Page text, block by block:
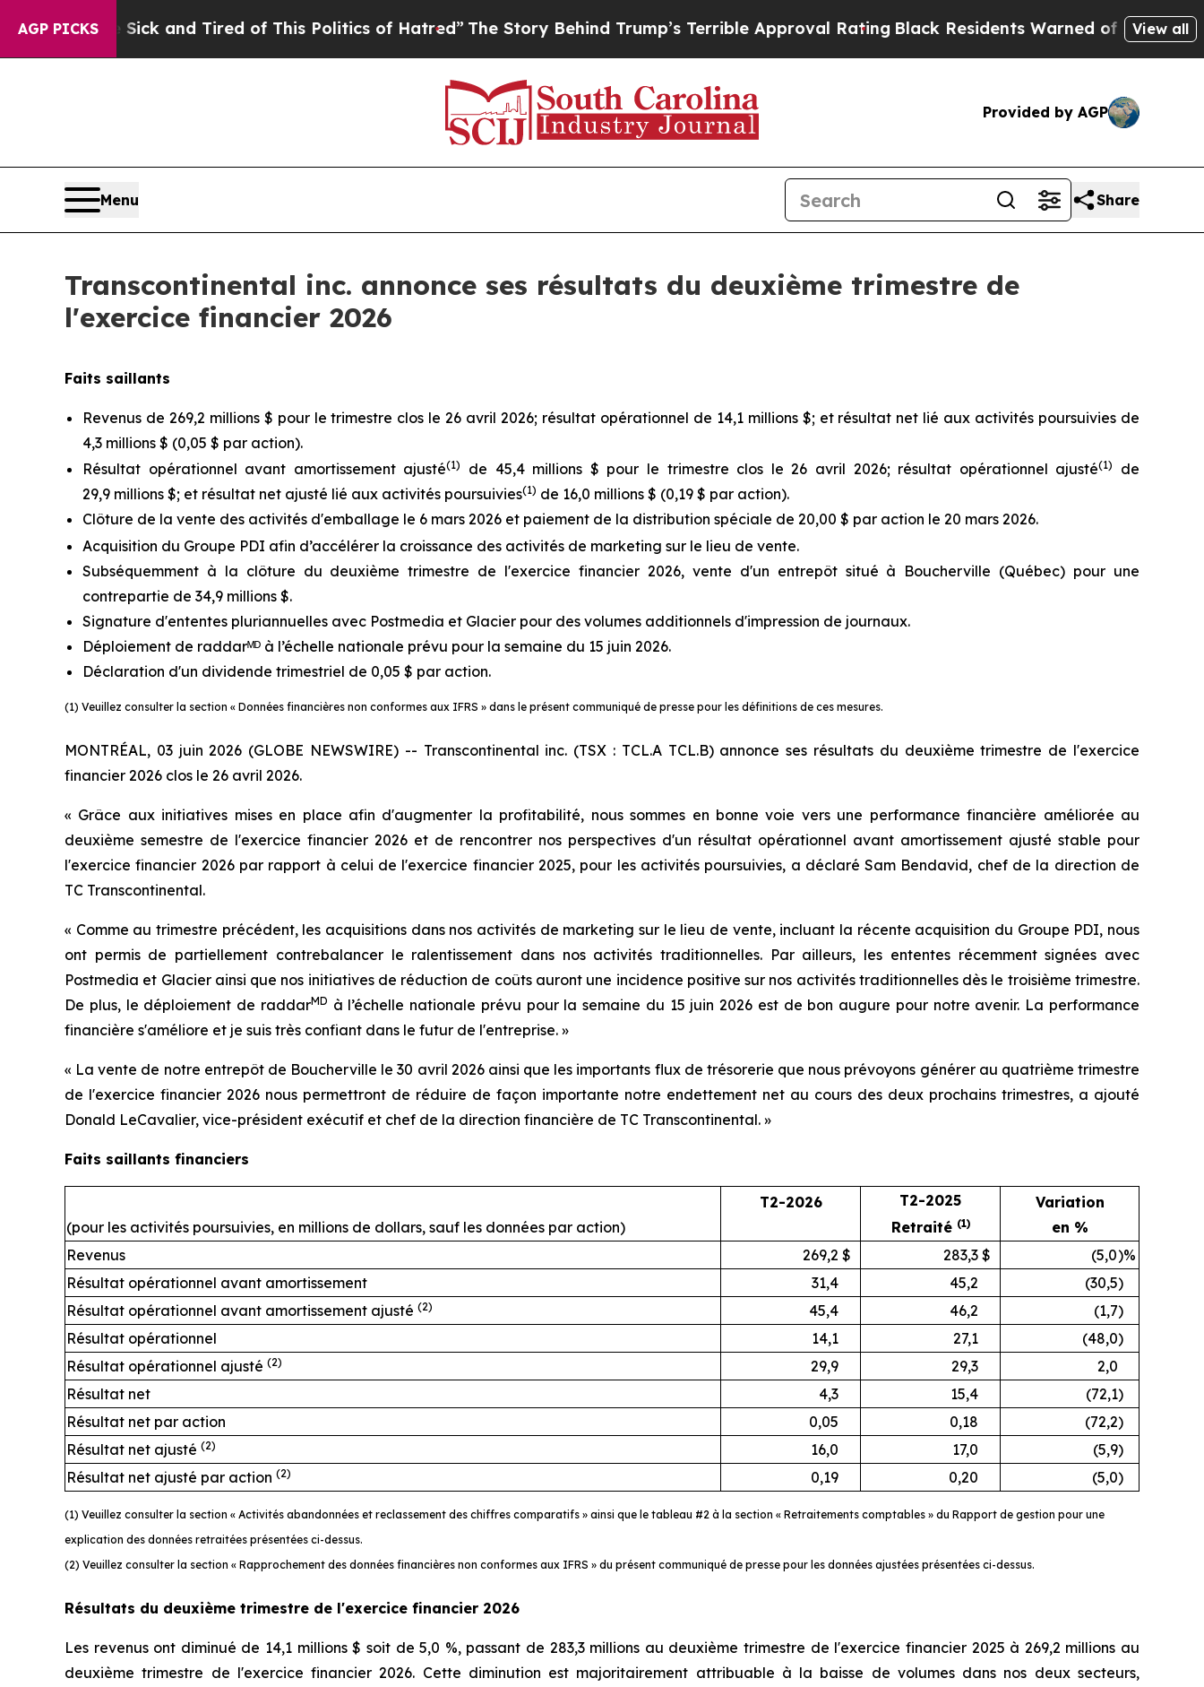
AGP PICKS
Sick and Tired of This Politics of Hatred”The Story Behind Trump’s Terrible Approval RatingBlack Residents Warned of Abusive Cops forView all
Provided by AGP
Menu Share
Transcontinental inc. annonce ses résultats du deuxième trimestre de
l'exercice financier 2026
Faits saillants
Revenus de 269,2 millions $ pour le trimestre clos le 26 avril 2026; résultat opérationnel de 14,1 millions $; et résultat net lié aux activités poursuivies de
4,3 millions $ (0,05 $ par action).
Résultat opérationnel avant amortissement ajusté(1) de 45,4 millions $ pour le trimestre clos le 26 avril 2026; résultat opérationnel ajusté(1)
de
29,9 millions $; et résultat net ajusté lié aux activités poursuivies(1) de 16,0 millions $ (0,19 $ par action).
Clôture de la vente des activités d'emballage le 6 mars 2026 et paiement de la distribution spéciale de 20,00 $ par action le 20 mars 2026.
Acquisition du Groupe PDI afin d’accélérer la croissance des activités de marketing sur le lieu de vente.
Subséquemment à la clôture du deuxième trimestre de l'exercice financier 2026, vente d'un entrepôt situé à Boucherville (Québec) pour une
contrepartie de 34,9 millions $.
Signature d'ententes pluriannuelles avec Postmedia et Glacier pour des volumes additionnels d'impression de journaux.
Déploiement de raddarᴹᴰ à l’échelle nationale prévu pour la semaine du 15 juin 2026.
Déclaration d'un dividende trimestriel de 0,05 $ par action.
(1) Veuillez consulter la section « Données financières non conformes aux IFRS » dans le présent communiqué de presse pour les définitions de ces mesures.
MONTRÉAL, 03 juin 2026 (GLOBE NEWSWIRE) -- Transcontinental inc. (TSX : TCL.A TCL.B) annonce ses résultats du deuxième trimestre de l'exercice
financier 2026 clos le 26 avril 2026.
« Grâce aux initiatives mises en place afin d'augmenter la profitabilité, nous sommes en bonne voie vers une performance financière améliorée au
deuxième semestre de l'exercice financier 2026 et de rencontrer nos perspectives d'un résultat opérationnel avant amortissement ajusté stable pour
l'exercice financier 2026 par rapport à celui de l'exercice financier 2025, pour les activités poursuivies, a déclaré Sam Bendavid, chef de la direction de
TC Transcontinental.
« Comme au trimestre précédent, les acquisitions dans nos activités de marketing sur le lieu de vente, incluant la récente acquisition du Groupe PDI, nous
ont permis de partiellement contrebalancer le ralentissement dans nos activités traditionnelles. Par ailleurs, les ententes récemment signées avec
Postmedia et Glacier ainsi que nos initiatives de réduction de coûts auront une incidence positive sur nos activités traditionnelles dès le troisième trimestre.
De plus, le déploiement de raddarMD à l’échelle nationale prévu pour la semaine du 15 juin 2026 est de bon augure pour notre avenir. La performance
financière s'améliore et je suis très confiant dans le futur de l'entreprise. »
« La vente de notre entrepôt de Boucherville le 30 avril 2026 ainsi que les importants flux de trésorerie que nous prévoyons générer au quatrième trimestre
de l'exercice financier 2026 nous permettront de réduire de façon importante notre endettement net au cours des deux prochains trimestres, a ajouté
Donald LeCavalier, vice-président exécutif et chef de la direction financière de TC Transcontinental. »
Faits saillants financiers
T2-2026 T2-2025
Variation
en %
(pour les activités poursuivies, en millions de dollars, sauf les données par action) Retraité (1)
Revenus 269,2 $ 283,3 $ (5,0)%
Résultat opérationnel avant amortissement
31,4 45,2 (30,5)
Résultat opérationnel avant amortissement ajusté (2) 45,4 46,2 (1,7)
Résultat opérationnel
14,1 27,1 (48,0)
Résultat opérationnel ajusté (2) 29,9 29,3
2,0
Résultat net
4,3 15,4 (72,1)
Résultat net par action
0,05 0,18 (72,2)
Résultat net ajusté (2) 16,0 17,0 (5,9)
Résultat net ajusté par action (2) 0,19 0,20 (5,0)
(1) Veuillez consulter la section « Activités abandonnées et reclassement des chiffres comparatifs » ainsi que le tableau #2 à la section « Retraitements comptables » du Rapport de gestion pour une
explication des données retraitées présentées ci-dessus.
(2) Veuillez consulter la section « Rapprochement des données financières non conformes aux IFRS » du présent communiqué de presse pour les données ajustées présentées ci-dessus.
Résultats du deuxième trimestre de l'exercice financier 2026
Les revenus ont diminué de 14,1 millions $ soit de 5,0 %, passant de 283,3 millions au deuxième trimestre de l'exercice financier 2025 à 269,2 millions au
deuxième trimestre de l'exercice financier 2026. Cette diminution est majoritairement attribuable à la baisse de volumes dans nos deux secteurs,